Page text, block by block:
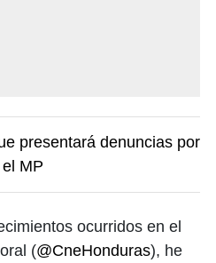
presentará denuncias por
MP
ocurridos en el
(@CneHonduras), he